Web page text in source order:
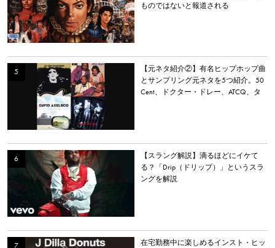
ものではないと報道される
【元ネタ紹介②】有名ヒップホップ曲
とサンプリング元ネタを5つ紹介。50
Cent、ドクター・ドレー、ATCQ、タ
【スラング解説】滴るほどにイケて
る？「Drip（ドリップ）」というスラ
ングを解説
在宅勤務中に楽しめるインスト・ヒッ